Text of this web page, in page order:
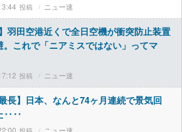
ニュー速
】羽田空港近くで全日空機が衝突防止装置
。これで「ニアミスではない」ってマ
ニュー速
長】日本、なんと74ヶ月連続で景気回
‥‥
ニュー速